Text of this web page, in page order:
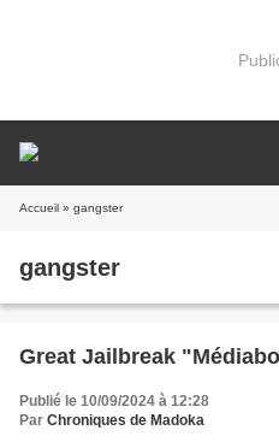
Accueil » gangster
gangster
Great Jailbreak
Publié le 10/09/2024 à 12:28
Par Chroniques de Madoka